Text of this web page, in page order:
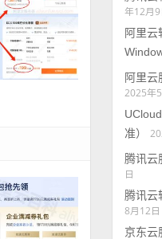
年12月9
阿里云
阿里云
2025年
准）
腾讯云
日
腾讯云
8月12日
京东云